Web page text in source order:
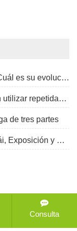
1. ¿Quién inventó la jeringa médica? ¿Cuál es su evolución?
2.¿Las jeringas desechables se pueden utilizar repetidamente?
de tres partes
4. Centro Mundial de Comercio de Dubái, Exposición y Congreso de Salud Árabe, del 30 de enero al 2 de febrero de 2023
IMPORT
derechosConsulta